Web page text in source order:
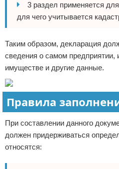
3 раздел применяется
для чего учитывается
Таким образом, декларация
сведения о самом
имуществе и другие данные.
Правила
При составлении данного
должен придерживаться
относятся: